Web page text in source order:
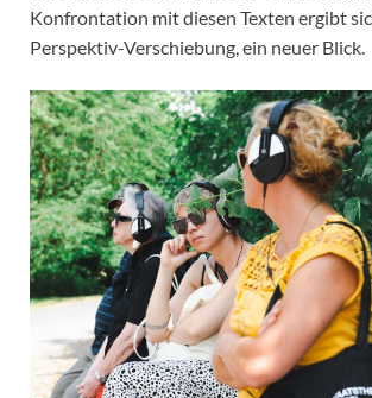
Konfrontation mit diesen Texten ergibt
Perspektiv-Verschiebung, ein neuer Blick.